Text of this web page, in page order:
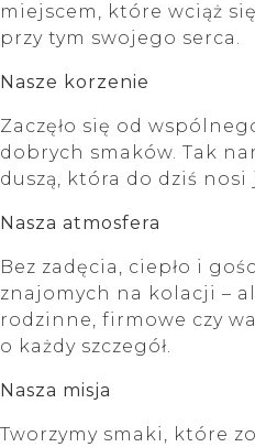
miejscem, które wciąż
przy tym swojego serca.
Nasze korzenie
Zaczęło się od
dobrych smaków. Tak
duszą, która do dziś nosi
Nasza atmosfera
Bez zadęcia, ciepło i
znajomych na kolacji –
rodzinne, firmowe czy
o każdy szczegół.
Nasza misja
Tworzymy smaki, które